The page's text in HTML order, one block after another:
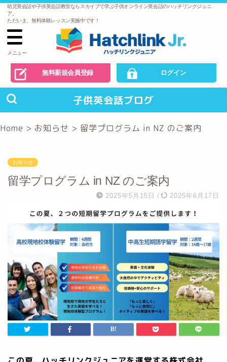
幼児英会話や子供英会話教室ならスカイプで学ぶ子供オンライン英会話のハッチリンクジュニ
ア。
ただいま、無料体験レッスン実施中です！
メニュー
無料新規会員登録 ログイン
子供英会話ブログ
Home > お知らせ > 留学プログラム in NZ のご案内
お知らせ
留学プログラム in NZ のご案内
2025年5月15日 / 2025年6月17日